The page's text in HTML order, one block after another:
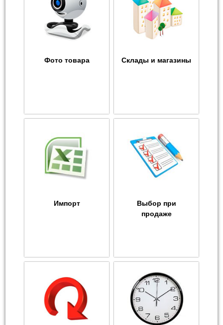
Фото товара Склады и магазины
Импорт
Выбор при
продаже